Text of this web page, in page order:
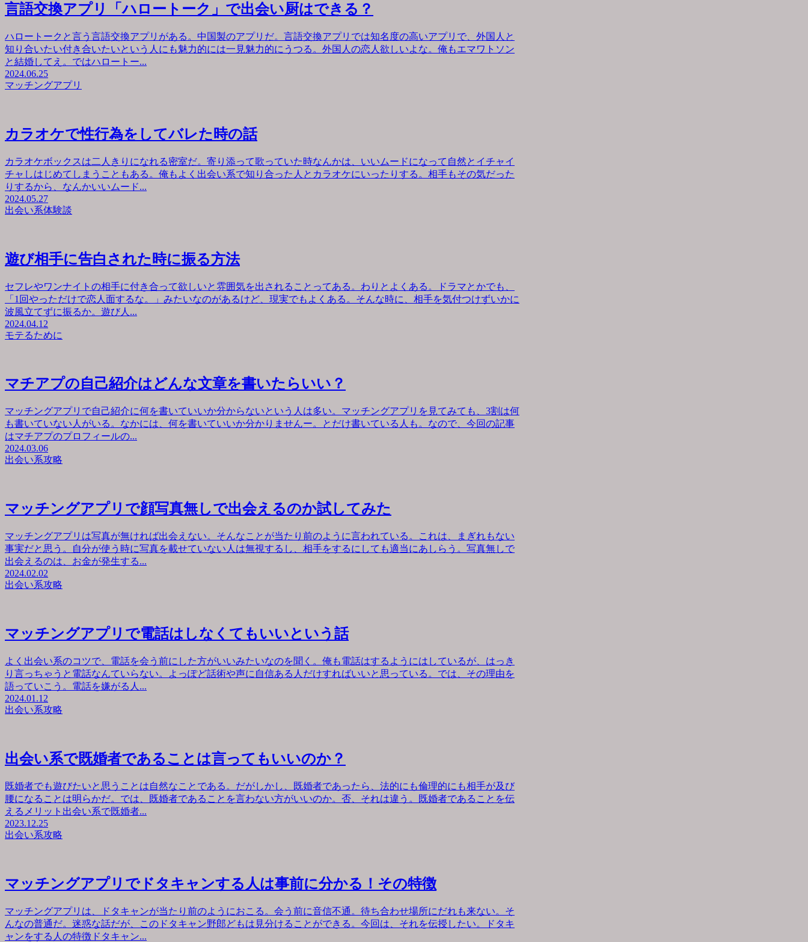
言語交換アプリ「ハロートーク」で出会い厨はできる？
ハロートークと言う言語交換アプリがある。中国製のアプリだ。言語交換アプリでは知名度の高いアプリで、外国人と
知り合いたい付き合いたいという人にも魅力的には一見魅力的にうつる。外国人の恋人欲しいよな。俺もエマワトソン
と結婚してえ。ではハロートー...
2024.06.25
マッチングアプリ
カラオケで性行為をしてバレた時の話
カラオケボックスは二人きりになれる密室だ。寄り添って歌っていた時なんかは、いいムードになって自然とイチャイ
チャしはじめてしまうこともある。俺もよく出会い系で知り合った人とカラオケにいったりする。相手もその気だった
りするから、なんかいいムード...
2024.05.27
出会い系体験談
遊び相手に告白された時に振る方法
セフレやワンナイトの相手に付き合って欲しいと雰囲気を出されることってある。わりとよくある。ドラマとかでも、
「1回やっただけで恋人面するな。」みたいなのがあるけど、現実でもよくある。そんな時に、相手を気付つけずいかに
波風立てずに振るか。遊び人...
2024.04.12
モテるために
マチアプの自己紹介はどんな文章を書いたらいい？
マッチングアプリで自己紹介に何を書いていいか分からないという人は多い。マッチングアプリを見てみても、3割は何
も書いていない人がいる。なかには、何を書いていいか分かりませんー。とだけ書いている人も。なので、今回の記事
はマチアプのプロフィールの...
2024.03.06
出会い系攻略
マッチングアプリで顔写真無しで出会えるのか試してみた
マッチングアプリは写真が無ければ出会えない。そんなことが当たり前のように言われている。これは、まぎれもない
事実だと思う。自分が使う時に写真を載せていない人は無視するし、相手をするにしても適当にあしらう。写真無しで
出会えるのは、お金が発生する...
2024.02.02
出会い系攻略
マッチングアプリで電話はしなくてもいいという話
よく出会い系のコツで、電話を会う前にした方がいいみたいなのを聞く。俺も電話はするようにはしているが、はっき
り言っちゃうと電話なんていらない。よっぽど話術や声に自信ある人だけすればいいと思っている。では、その理由を
語っていこう。電話を嫌がる人...
2024.01.12
出会い系攻略
出会い系で既婚者であることは言ってもいいのか？
既婚者でも遊びたいと思うことは自然なことである。だがしかし、既婚者であったら、法的にも倫理的にも相手が及び
腰になることは明らかだ。では、既婚者であることを言わない方がいいのか。否、それは違う。既婚者であることを伝
えるメリット出会い系で既婚者...
2023.12.25
出会い系攻略
マッチングアプリでドタキャンする人は事前に分かる！その特徴
マッチングアプリは、ドタキャンが当たり前のようにおこる。会う前に音信不通。待ち合わせ場所にだれも来ない。そ
んなの普通だ。迷惑な話だが、このドタキャン野郎どもは見分けることができる。今回は、それを伝授したい。ドタキ
ャンをする人の特徴ドタキャン...